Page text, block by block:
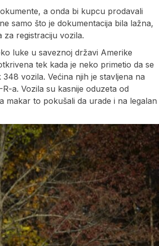
a onda bi kupcu prodavali
samo što je dokumentacija bila lažna,
za registraciju vozila.
luke u saveznoj državi Amerike
tek kada je neko primetio da se
vozila. Većina njih je stavljena na
a. Vozila su kasnije oduzeta od
to pokušali da urade i na legalan